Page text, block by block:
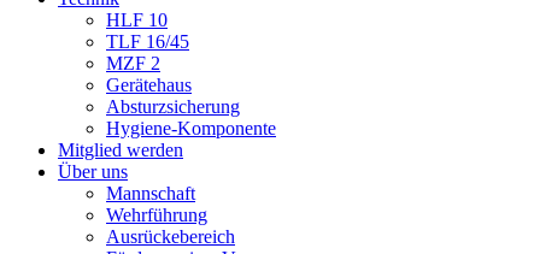
HLF 10
TLF 16/45
MZF 2
Gerätehaus
Absturzsicherung
Hygiene-Komponente
Mitglied werden
Über uns
Mannschaft
Wehrführung
Ausrückebereich